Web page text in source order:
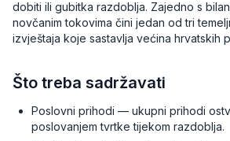
dobiti ili gubitka razdoblja. Zajedno s
novčanim tokovima čini jedan od tri
izvještaja koje sastavlja većina hrvatskih
Što treba sadržavati
Poslovni prihodi — ukupni prihodi
poslovanjem tvrtke tijekom razdoblja.